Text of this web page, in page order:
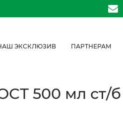
ЭКСКЛЮЗИВ ПАРТНЕРАМ
500 мл ст/б